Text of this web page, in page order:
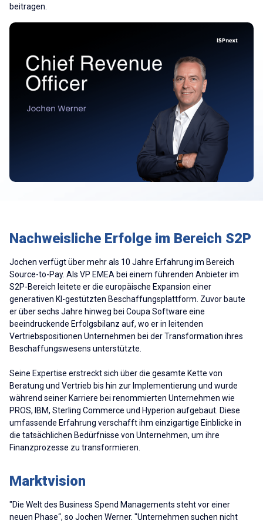
beitragen.
Nachweisliche Erfolge im Bereich S2P
Jochen verfügt über mehr als 10 Jahre Erfahrung im Bereich
Source-to-Pay. Als VP EMEA bei einem führenden Anbieter im
S2P-Bereich leitete er die europäische Expansion einer
generativen KI-gestützten Beschaffungsplattform. Zuvor baute
er über sechs Jahre hinweg bei Coupa Software eine
beeindruckende Erfolgsbilanz auf, wo er in leitenden
Vertriebspositionen Unternehmen bei der Transformation ihres
Beschaffungswesens unterstützte.
Seine Expertise erstreckt sich über die gesamte Kette von
Beratung und Vertrieb bis hin zur Implementierung und wurde
während seiner Karriere bei renommierten Unternehmen wie
PROS, IBM, Sterling Commerce und Hyperion aufgebaut. Diese
umfassende Erfahrung verschafft ihm einzigartige Einblicke in
die tatsächlichen Bedürfnisse von Unternehmen, um ihre
Finanzprozesse zu transformieren.
Marktvision
"Die Welt des Business Spend Managements steht vor einer
neuen Phase“, so Jochen Werner. "Unternehmen suchen nicht